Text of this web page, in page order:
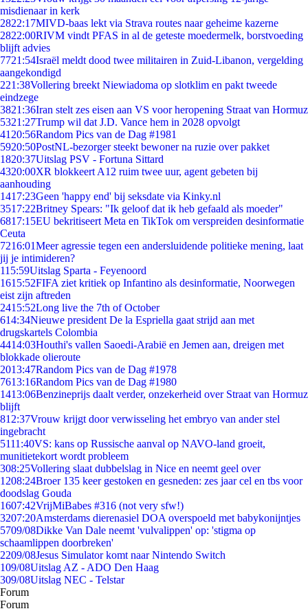
misdienaar in kerk
2822:17MIVD-baas lekt via Strava routes naar geheime kazerne
2822:00RIVM vindt PFAS in al de geteste moedermelk, borstvoeding
blijft advies
7721:54Israël meldt dood twee militairen in Zuid-Libanon, vergelding
aangekondigd
221:38Vollering breekt Niewiadoma op slotklim en pakt tweede
eindzege
3821:36Iran stelt zes eisen aan VS voor heropening Straat van Hormuz
5321:27Trump wil dat J.D. Vance hem in 2028 opvolgt
41 20:56Random Pics van de Dag #1981
5920:50PostNL-bezorger steekt bewoner na ruzie over pakket
1820:37Uitslag PSV - Fortuna Sittard
4320:00XR blokkeert A12 ruim twee uur, agent gebeten bij
aanhouding
1417:23Geen 'happy end' bij seksdate via Kinky.nl
3517:22Britney Spears: "Ik geloof dat ik heb gefaald als moeder"
6817:15EU bekritiseert Meta en TikTok om verspreiden desinformatie
Ceuta
7216:01Meer agressie tegen een andersluidende politieke mening, laat
jij je intimideren?
115:59Uitslag Sparta - Feyenoord
1615:52FIFA ziet kritiek op Infantino als desinformatie, Noorwegen
eist zijn aftreden
2415:52Long live the 7th of October
614:34Nieuwe president De la Espriella gaat strijd aan met
drugskartels Colombia
4414:03Houthi's vallen Saoedi-Arabië en Jemen aan, dreigen met
blokkade olieroute
2013:47Random Pics van de Dag #1978
7613:16Random Pics van de Dag #1980
1413:06Benzineprijs daalt verder, onzekerheid over Straat van Hormuz
blijft
812:37Vrouw krijgt door verwisseling het embryo van ander stel
ingebracht
5111:40VS: kans op Russische aanval op NAVO-land groeit,
munitietekort wordt probleem
308:25Vollering slaat dubbelslag in Nice en neemt geel over
1208:24Broer 135 keer gestoken en gesneden: zes jaar cel en tbs voor
doodslag Gouda
1607:42VrijMiBabes #316 (not very sfw!)
3207:20Amsterdams dierenasiel DOA overspoeld met babykonijntjes
5709/08Dikke Van Dale neemt 'vulvalippen' op: 'stigma op
schaamlippen doorbreken'
2209/08Jesus Simulator komt naar Nintendo Switch
109/08Uitslag AZ - ADO Den Haag
309/08Uitslag NEC - Telstar
Forum
Forum